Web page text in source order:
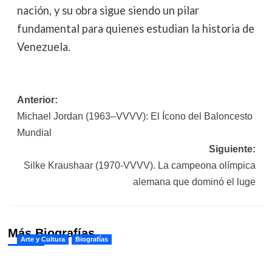
nación, y su obra sigue siendo un pilar
fundamental para quienes estudian la historia de
Venezuela.
Navegación
de
Anterior:
Michael Jordan (1963–VVVV): El Ícono del Baloncesto
Mundial
Siguiente:
Silke Kraushaar (1970-VVVV). La campeona olímpica
alemana que dominó el luge
Más Biografías
Arte y Cultura Biografías